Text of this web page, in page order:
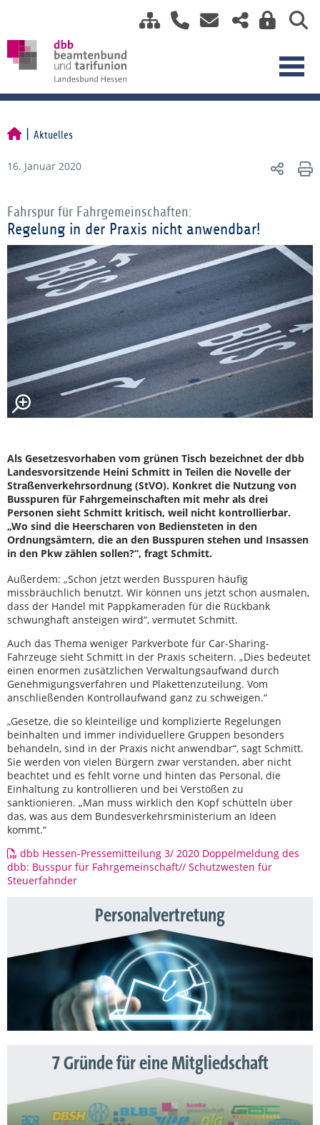
Aktuelles
16. Januar 2020
Fahrspur für Fahrgemeinschaften:
Regelung in der Praxis nicht anwendbar!
Als Gesetzesvorhaben vom grünen Tisch bezeichnet der dbb
Landesvorsitzende Heini Schmitt in Teilen die Novelle der
Straßenverkehrsordnung (StVO). Konkret die Nutzung von
Busspuren für Fahrgemeinschaften mit mehr als drei
Personen sieht Schmitt kritisch, weil nicht kontrollierbar.
„Wo sind die Heerscharen von Bediensteten in den
Ordnungsämtern, die an den Busspuren stehen und Insassen
in den Pkw zählen sollen?“, fragt Schmitt.
Außerdem: „Schon jetzt werden Busspuren häufig
missbräuchlich benutzt. Wir können uns jetzt schon ausmalen,
dass der Handel mit Pappkameraden für die Rückbank
schwunghaft ansteigen wird“, vermutet Schmitt.
Auch das Thema weniger Parkverbote für Car-Sharing-
Fahrzeuge sieht Schmitt in der Praxis scheitern. „Dies bedeutet
einen enormen zusätzlichen Verwaltungsaufwand durch
Genehmigungsverfahren und Plakettenzuteilung. Vom
anschließenden Kontrollaufwand ganz zu schweigen.“
„Gesetze, die so kleinteilige und komplizierte Regelungen
beinhalten und immer individuellere Gruppen besonders
behandeln, sind in der Praxis nicht anwendbar“, sagt Schmitt.
Sie werden von vielen Bürgern zwar verstanden, aber nicht
beachtet und es fehlt vorne und hinten das Personal, die
Einhaltung zu kontrollieren und bei Verstößen zu
sanktionieren. „Man muss wirklich den Kopf schütteln über
das, was aus dem Bundesverkehrsministerium an Ideen
kommt.“
dbb Hessen-Pressemitteilung 3/ 2020 Doppelmeldung des
dbb: Busspur für Fahrgemeinschaft// Schutzwesten für
Steuerfahnder
Personalvertretung
7 Gründe für eine Mitgliedschaft